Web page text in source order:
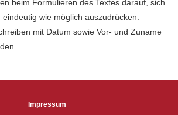
beim Formulieren des Textes darauf, sich
wie möglich auszudrücken.
mit Datum sowie Vor- und Zuname
Impressum